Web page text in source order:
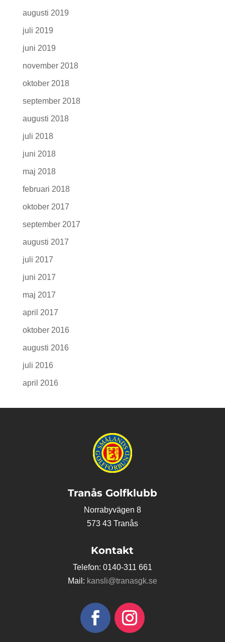
augusti 2019
juli 2019
juni 2019
november 2018
oktober 2018
september 2018
augusti 2018
juli 2018
juni 2018
maj 2018
februari 2018
oktober 2017
september 2017
augusti 2017
juli 2017
juni 2017
maj 2017
april 2017
oktober 2016
augusti 2016
juli 2016
april 2016
Tranås Golfklubb
Norrabyvägen 8
573 43 Tranås
Kontakt
Telefon: 0140-311 661
Mail: kansli@tranasgk.se